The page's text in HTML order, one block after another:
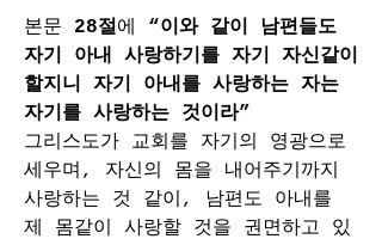
본문 28절에 “이와 같이 남편들도
자기 아내 사랑하기를 자기 자신같이
할지니 자기 아내를 사랑하는 자는
자기를 사랑하는 것이라”
그리스도가 교회를 자기의 영광으로
세우며, 자신의 몸을 내어주기까지
사랑하는 것 같이, 남편도 아내를
제 몸같이 사랑할 것을 권면하고 있